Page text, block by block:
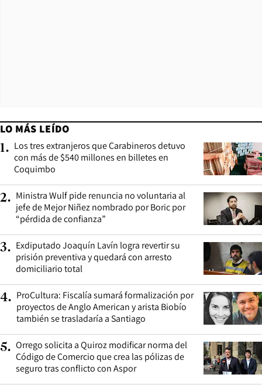
LO MÁS LEÍDO
1. Los tres extranjeros que Carabineros detuvo
con más de $540 millones en billetes en
Coquimbo
2. Ministra Wulf pide renuncia no voluntaria al
jefe de Mejor Niñez nombrado por Boric por
“pérdida de confianza”
3. Exdiputado Joaquín Lavín logra revertir su
prisión preventiva y quedará con arresto
domiciliario total
4. ProCultura: Fiscalía sumará formalización por
proyectos de Anglo American y arista Biobío
también se trasladaría a Santiago
5. Orrego solicita a Quiroz modificar norma del
Código de Comercio que crea las pólizas de
seguro tras conflicto con Aspor